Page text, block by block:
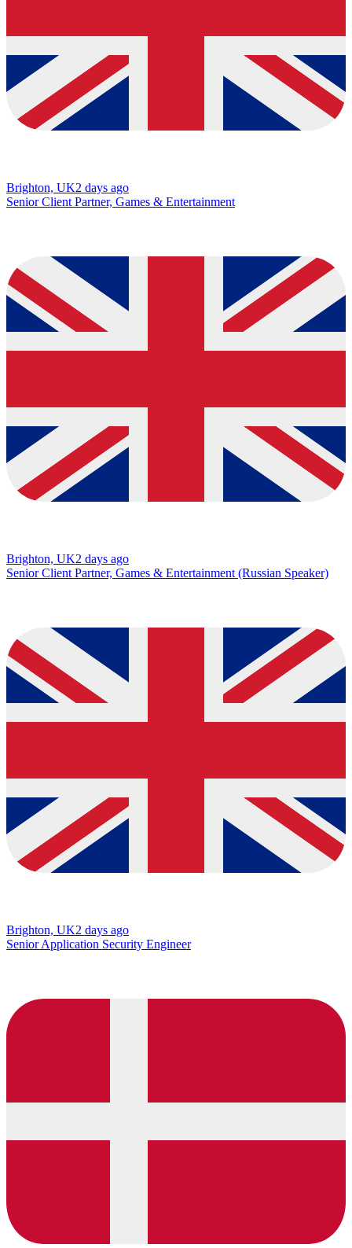
Brighton, UK2 days ago
Senior Client Partner, Games & Entertainment
Brighton, UK2 days ago
Senior Client Partner, Games & Entertainment (Russian Speaker)
Brighton, UK2 days ago
Senior Application Security Engineer